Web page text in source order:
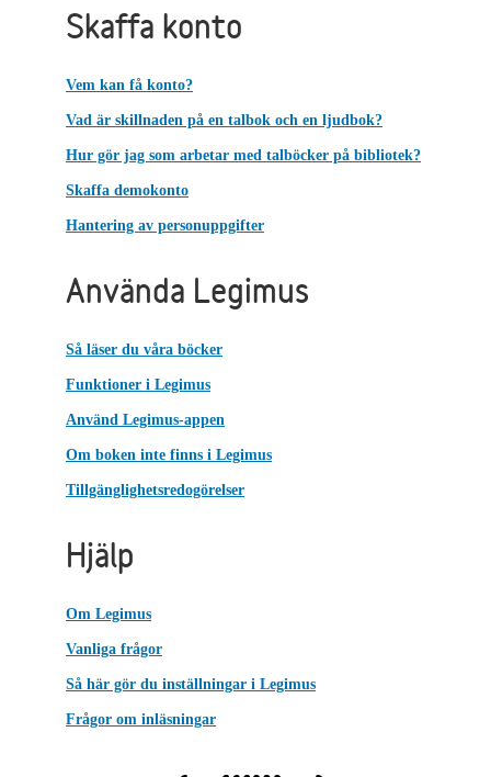
Skaffa konto
Vem kan få konto?
Vad är skillnaden på en talbok och en ljudbok?
Hur gör jag som arbetar med talböcker på bibliotek?
Skaffa demokonto
Hantering av personuppgifter
Använda Legimus
Så läser du våra böcker
Funktioner i Legimus
Använd Legimus-appen
Om boken inte finns i Legimus
Tillgänglighetsredogörelser
Hjälp
Om Legimus
Vanliga frågor
Så här gör du inställningar i Legimus
Frågor om inläsningar